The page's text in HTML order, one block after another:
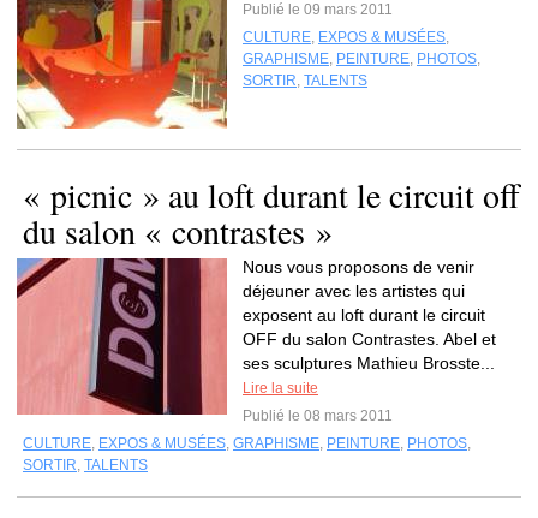
Publié le 09 mars 2011
CULTURE, EXPOS & MUSÉES,
GRAPHISME, PEINTURE, PHOTOS,
SORTIR, TALENTS
« picnic » au loft durant le circuit off
du salon « contrastes »
Nous vous proposons de venir
déjeuner avec les artistes qui
exposent au loft durant le circuit
OFF du salon Contrastes. Abel et
ses sculptures Mathieu Brosste...
Lire la suite
Publié le 08 mars 2011
CULTURE, EXPOS & MUSÉES, GRAPHISME, PEINTURE, PHOTOS,
SORTIR, TALENTS